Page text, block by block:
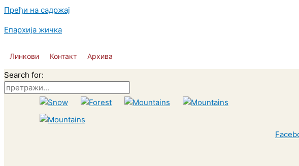
Пређи на садржај
Епархија жичка
Линкови Контакт Архива
Search for: